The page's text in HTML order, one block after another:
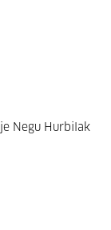
Negu Hurbilak